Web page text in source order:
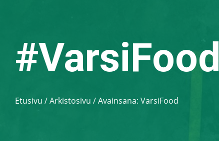
#VarsiFood
Etusivu /Arkistosivu / Avainsana: VarsiFood